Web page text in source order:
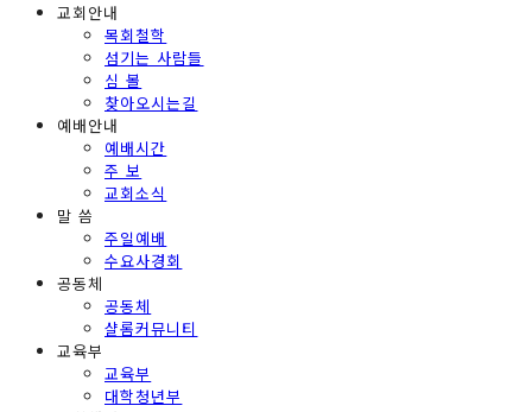
교회안내
목회철학
섬기는 사람들
심 볼
찾아오시는길
예배안내
예배시간
주 보
교회소식
말 씀
주일예배
수요사경회
공동체
공동체
샬롬커뮤니티
교육부
교육부
대학청년부